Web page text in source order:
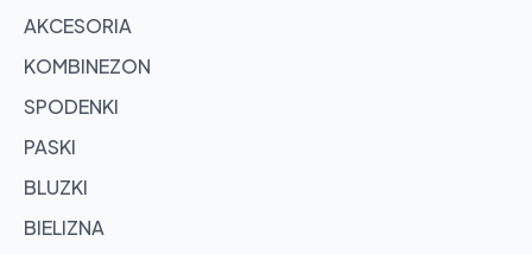
AKCESORIA
KOMBINEZON
SPODENKI
PASKI
BLUZKI
BIELIZNA